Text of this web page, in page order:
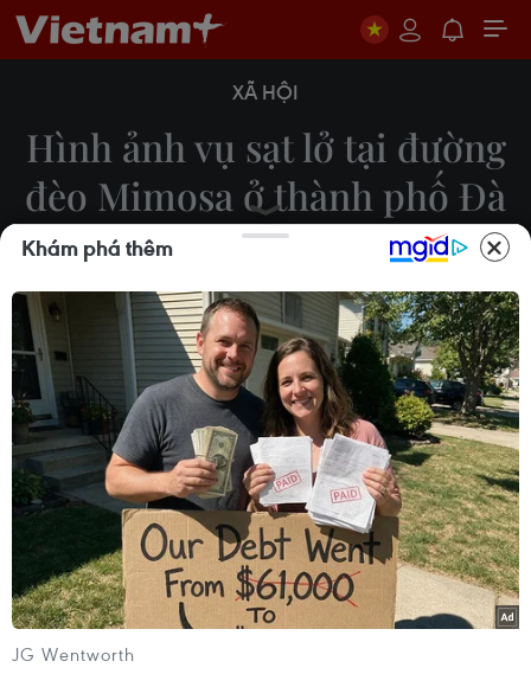
XÃ HỘI
Hình ảnh vụ sạt lở tại đường
đèo Mimosa ở thành phố Đà
Lạt
Ngọc Dũng
12/11/2021 13:35
Chiều 12/11, một vụ sạt lở đất đá xảy ra tại đèo
Mimosa ở Đà Lạt (Lâm Đồng) đe dọa nhiều khách
sạn và nhà dân bên đường. Chính quyền địa
phương đã di dời người dân và du khách đến nơi
an toàn.
Khám phá thêm
JG Wentworth